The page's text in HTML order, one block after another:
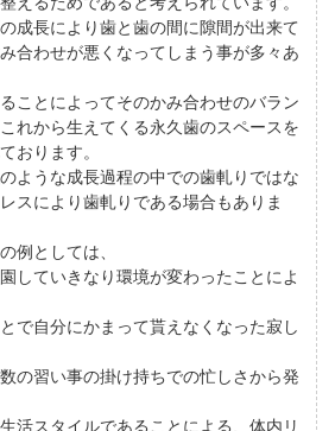
成長により歯と歯の間に隙間が出来て
合わせが悪くなってしまう事が多々あ
ことによってそのかみ合わせのバラン
れから生えてくる永久歯のスペースを
おります。
ような成長過程の中での歯軋りではな
スにより歯軋りである場合もありま
例としては、
していきなり環境が変わったことによ
で自分にかまって貰えなくなった寂し
の習い事の掛け持ちでの忙しさから発
活スタイルであることによる、体内リ